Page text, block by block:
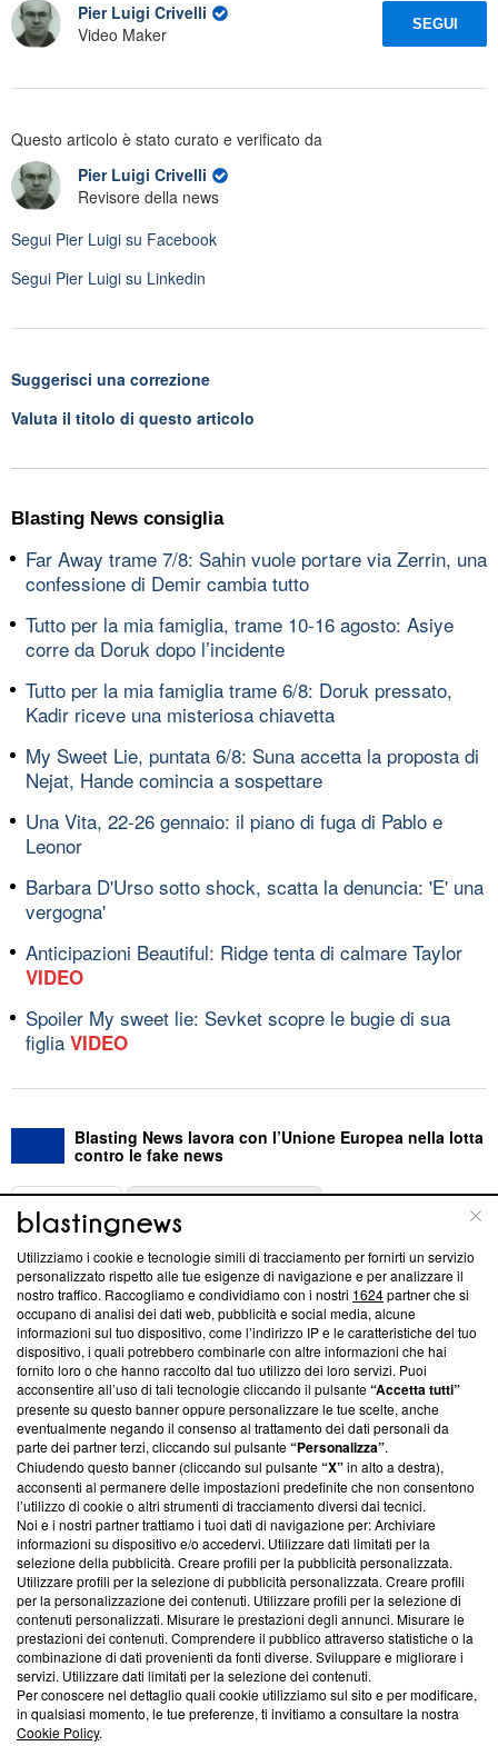
Pier Luigi Crivelli
Video Maker
SEGUI
Questo articolo è stato curato e verificato da
Pier Luigi Crivelli
Revisore della news
Segui Pier Luigi su Facebook
Segui Pier Luigi su Linkedin
Suggerisci una correzione
Valuta il titolo di questo articolo
Blasting News consiglia
Far Away trame 7/8: Sahin vuole portare via Zerrin, una
confessione di Demir cambia tutto
Tutto per la mia famiglia, trame 10-16 agosto: Asiye
corre da Doruk dopo l’incidente
Tutto per la mia famiglia trame 6/8: Doruk pressato,
Kadir riceve una misteriosa chiavetta
My Sweet Lie, puntata 6/8: Suna accetta la proposta di
Nejat, Hande comincia a sospettare
Una Vita, 22-26 gennaio: il piano di fuga di Pablo e
Leonor
Barbara D'Urso sotto shock, scatta la denuncia: 'E' una
vergogna'
Anticipazioni Beautiful: Ridge tenta di calmare Taylor
VIDEO
Spoiler My sweet lie: Sevket scopre le bugie di sua
figlia VIDEO
Blasting News lavora con l’Unione Europea nella lotta
contro le fake news
ABOUT
Questa sezione offre informazioni trasparenti su Blasting
News, sui nostri processi editoriali e su come ci impegniamo a
creare news di qualità. Inoltre, afferma la nostra aderenza a
‘Trust Project - News with Integrity’Blasting News non è
ancora membro del programma, ma ha richiesto di farne
parte; Trust Project non ha ancora effettuato una verifica di
conformità agli standard.
Su di noi
Team editoriale
Corporate
Redazione
Informativa Privacy
Cookie Policy
Blasting SA, IDI CHE-247.845.224, Via Carlo Frasca, 3 - 6900
Lugano (Svizzera) Tel:+39 0690258937
Utilizziamo i cookie e tecnologie simili di tracciamento per fornirti un servizio
personalizzato rispetto alle tue esigenze di navigazione e per analizzare il
nostro traffico. Raccogliamo e condividiamo con i nostri 1624partner che si
occupano di analisi dei dati web, pubblicità e social media, alcune
informazioni sul tuo dispositivo, come l’indirizzo IP e le caratteristiche del tuo
dispositivo, i quali potrebbero combinarle con altre informazioni che hai
fornito loro o che hanno raccolto dal tuo utilizzo dei loro servizi. Puoi
acconsentire all’uso di tali tecnologie cliccando il pulsante“Accetta tutti”
presente su questo banner oppure personalizzare le tue scelte, anche
eventualmente negando il consenso al trattamento dei dati personali da
parte dei partner terzi, cliccando sul pulsante“Personalizza”.
Chiudendo questo banner (cliccando sul pulsante“X”in alto a destra),
acconsenti al permanere delle impostazioni predefinite che non consentono
l’utilizzo di cookie o altri strumenti di tracciamento diversi dai tecnici.
Noi e i nostri partner trattiamo i tuoi dati di navigazione per: Archiviare
informazioni su dispositivo e/o accedervi. Utilizzare dati limitati per la
selezione della pubblicità. Creare profili per la pubblicità personalizzata.
Utilizzare profili per la selezione di pubblicità personalizzata. Creare profili
per la personalizzazione dei contenuti. Utilizzare profili per la selezione di
contenuti personalizzati. Misurare le prestazioni degli annunci. Misurare le
prestazioni dei contenuti. Comprendere il pubblico attraverso statistiche o la
combinazione di dati provenienti da fonti diverse. Sviluppare e migliorare i
servizi. Utilizzare dati limitati per la selezione dei contenuti.
Per conoscere nel dettaglio quali cookie utilizziamo sul sito e per modificare,
in qualsiasi momento, le tue preferenze, ti invitiamo a consultare la nostra
Cookie Policy.